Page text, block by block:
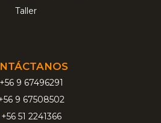
Taller
+56 9 67496291
9 67508502
+56 51 2241366